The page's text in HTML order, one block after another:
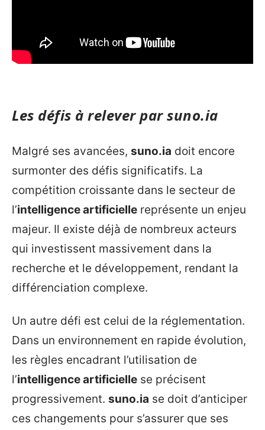
Les défis à relever parsuno.ia
Malgré ses avancées, suno.ia doit encore
surmonter des défis significatifs. La
compétition croissante dans le secteur de
l’intelligence artificielle représente un enjeu
majeur. Il existe déjà de nombreux acteurs
qui investissent massivement dans la
recherche et le développement, rendant la
différenciation complexe.
Un autre défi est celui de la réglementation.
Dans un environnement en rapide évolution,
les règles encadrant l’utilisation de
l’intelligence artificielle se précisent
progressivement. suno.ia se doit d’anticiper
ces changements pour s’assurer que ses